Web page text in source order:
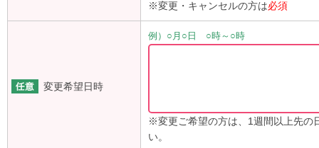
※変更・キャンセルの方は必須
変更希望日時
例）○月○日 ○時～○時
※変更ご希望の方は、1週間以上先の
い。